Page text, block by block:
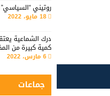
روتيني
18 مايو، 2022
درك الشماعية
كمية كبيرة من
6 مارس، 2022
جماعات